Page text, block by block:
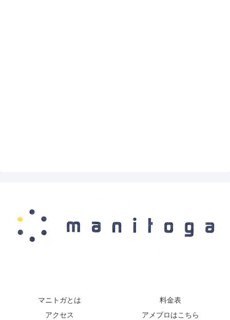
マニトガとは
料金表
アクセス
アメブロはこちら